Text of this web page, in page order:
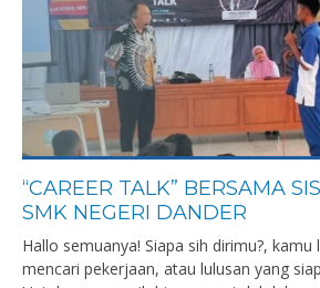
“CAREER TALK” BERSAMA
SMK NEGERI DANDER
Hallo semuanya! Siapa sih dirimu?, kamu
mencari pekerjaan, atau lulusan yang